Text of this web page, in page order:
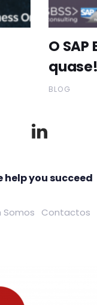
O
quase!
BLOG
help you succeed
Somos Contactos